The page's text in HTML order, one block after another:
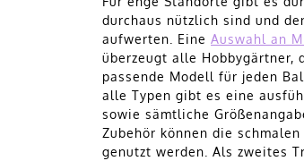
durchaus nützlich sind und
aufwerten. Eine Auswahl an
überzeugt alle Hobbygärtner,
passende Modell für jeden
alle Typen gibt es eine
sowie sämtliche
Zubehör können die
genutzt werden. Als zweites